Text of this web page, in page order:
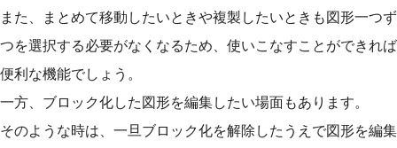
また、まとめて移動したいときや複製したいときも図形一つず
つを選択する必要がなくなるため、使いこなすことができれば
便利な機能でしょう。
一方、ブロック化した図形を編集したい場面もあります。
そのような時は、一旦ブロック化を解除したうえで図形を編集